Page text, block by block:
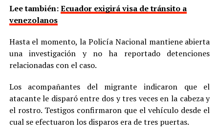
Lee también:Ecuador exigirá visa de tránsito a
venezolanos
Hasta el momento, la Policía Nacional mantiene abierta
una investigación y no ha reportado detenciones
relacionadas con el caso.
Los acompañantes del migrante indicaron que el
atacante le disparó entre dos y tres veces en la cabeza y
el rostro. Testigos confirmaron que el vehículo desde el
cual se efectuaron los disparos era de tres puertas.